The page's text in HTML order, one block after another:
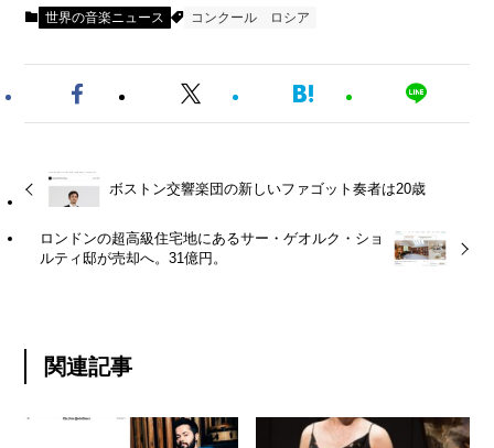
世界の音楽ニュース コンクール ロシア
ボストン交響楽団の新しいファゴット奏者は20歳
ロンドンの超高級住宅地にあるサー・ゲオルク・ショ
ルティ邸が売却へ。31億円。
関連記事